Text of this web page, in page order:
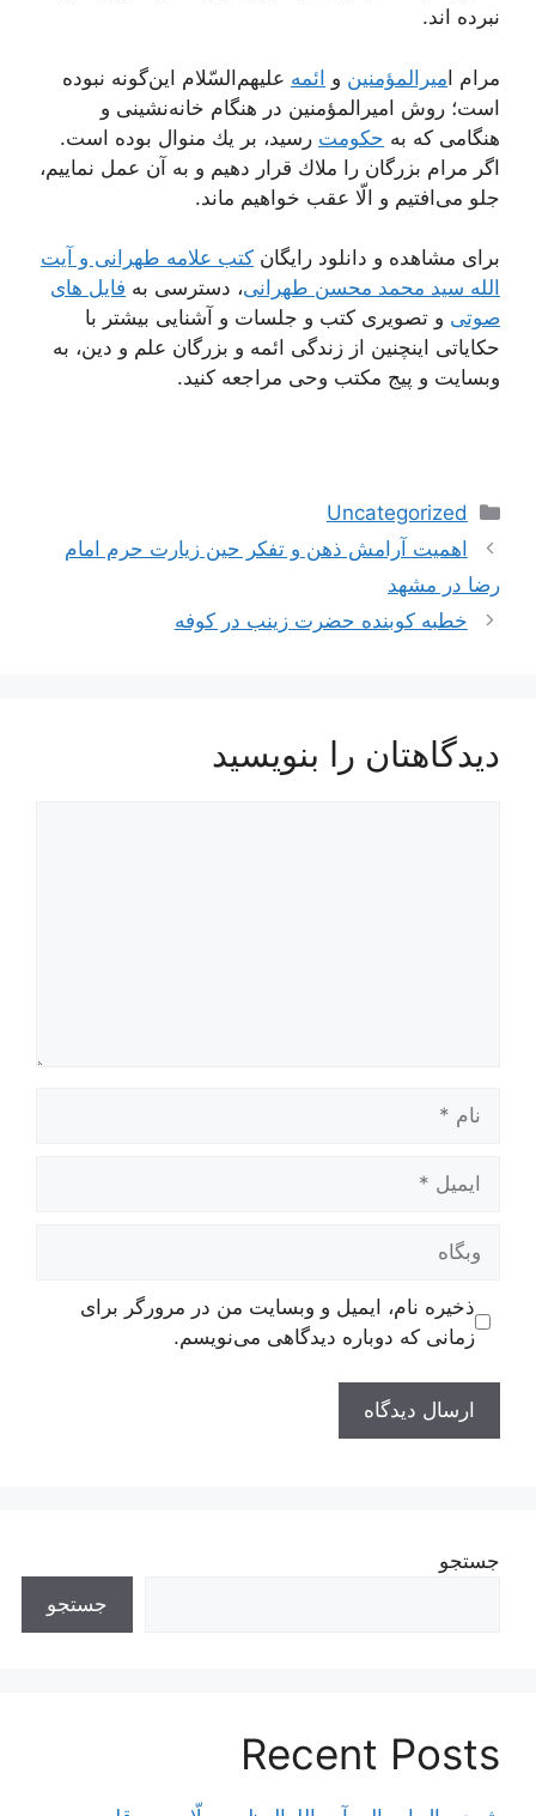
نبرده اند.
مرام امیرالمؤمنین و ائمه علیهم‌السّلام این‌گونه نبوده
است؛ روش امیرالمؤمنین در هنگام خانه‌نشینی و
هنگامی كه به حكومت رسید، بر یك منوال بوده است.
اگر مرام بزرگان را ملاك قرار دهیم و به آن عمل نماییم،
جلو می‌افتیم و الّا عقب خواهیم ماند.
برای مشاهده و دانلود رایگان کتب علامه طهرانی و آیت
الله سید محمد محسن طهرانی، دسترسی به فایل های
صوتی و تصویری کتب و جلسات و آشنایی بیشتر با
حکایاتی اینچنین از زندگی ائمه و بزرگان علم و دین، به
وبسایت و پیج مکتب وحی مراجعه کنید.
دسته‌ها
Uncategorized
ناوبری
نوشته‌ها
اهمیت آرامش ذهن و تفکر حین زیارت حرم امام
رضا در مشهد
خطبه کوبنده حضرت زینب در کوفه
دیدگاهتان را بنویسید
وبگاه
ذخیره نام، ایمیل و وبسایت من در مرورگر برای
زمانی که دوباره دیدگاهی می‌نویسم.
جستجو
جستجو
Recent Posts